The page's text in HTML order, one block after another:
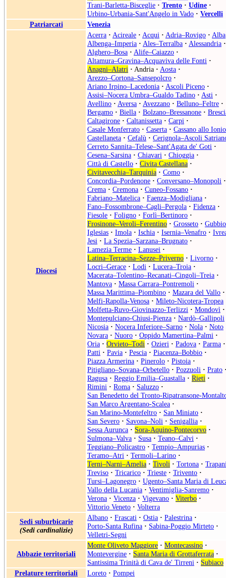
Trani-Barletta-Bisceglie · Trento · Udine ·
Urbino-Urbania-Sant'Angelo in Vado · Vercelli
Patriarcati
Venezia
Diocesi
Acerra · Acireale · Acqui · Adria–Rovigo · Alba
Albenga–Imperia · Ales–Terralba · Alessandria ·
Alghero–Bosa · Alife–Caiazzo ·
Altamura–Gravina–Acquaviva delle Fonti ·
Anagni–Alatri · Andria · Aosta ·
Arezzo–Cortona–Sansepolcro ·
Ariano Irpino–Lacedonia · Ascoli Piceno ·
Assisi–Nocera Umbra–Gualdo Tadino · Asti ·
Avellino · Aversa · Avezzano · Belluno–Feltre ·
Bergamo · Biella · Bolzano–Bressanone ·
Caltagirone · Caltanissetta · Carpi ·
Casale Monferrato · Caserta · Cassano allo Ionio
Castellaneta · Cefalù · Cerignola–Ascoli
Cerreto Sannita–Telese–Sant'Agata de' Goti ·
Cesena–Sarsina · Chiavari · Chioggia ·
Città di Castello · Civita Castellana ·
Civitavecchia–Tarquinia · Como ·
Concordia–Pordenone · Conversano–Monopoli ·
Crema · Cremona · Cuneo-Fossano ·
Fabriano–Matelica · Faenza–Modigliana ·
Fano–Fossombrone–Cagli–Pergola · Fidenza ·
Fiesole · Foligno · Forlì–Bertinoro ·
Frosinone–Veroli–Ferentino · Grosseto · Gubbio
Iglesias · Imola · Ischia · Isernia–Venafro ·
Jesi · La Spezia–Sarzana–Brugnato ·
Lamezia Terme · Lanusei ·
Latina–Terracina–Sezze–Priverno · Livorno ·
Locri–Gerace · Lodi · Lucera–Troia ·
Macerata–Tolentino–Recanati–Cingoli–Treia ·
Mantova · Massa Carrara–Pontremoli ·
Massa Marittima–Piombino · Mazara del Vallo ·
Melfi-Rapolla-Venosa · Mileto-Nicotera-Tropea
Molfetta-Ruvo-Giovinazzo-Terlizzi · Mondovì ·
Montepulciano-Chiusi-Pienza · Nardò–Gallipoli
Nicosia · Nocera Inferiore–Sarno · Nola · Noto
Novara · Nuoro · Oppido Mamertina–Palmi ·
Oria · Orvieto–Todi · Ozieri · Padova · Parma ·
Patti · Pavia · Pescia · Piacenza–Bobbio ·
Piazza Armerina · Pinerolo · Pistoia ·
Pitigliano–Sovana–Orbetello · Pozzuoli · Prato
Ragusa · Reggio Emilia–Guastalla · Rieti ·
Rimini · Roma · Saluzzo ·
San Benedetto del Tronto-Ripatransone-
San Marco Argentano-Scalea ·
San Marino-Montefeltro · San Miniato ·
San Severo · Savona–Noli · Senigallia ·
Sessa Aurunca · Sora-Aquino-Pontecorvo ·
Sulmona–Valva · Susa · Teano–Calvi ·
Teggiano–Policastro · Tempio–Ampurias ·
Teramo–Atri · Termoli–Larino ·
Terni–Narni–Amelia · Tivoli · Tortona ·
Treviso · Tricarico · Trieste · Trivento ·
Tursi–Lagonegro · Ugento–Santa Maria di
Vallo della Lucania · Ventimiglia-Sanremo ·
Verona · Vicenza · Vigevano · Viterbo ·
Vittorio Veneto · Volterra
Sedi suburbicarie
(Sedi cardinalizie)
Albano · Frascati · Ostia · Palestrina ·
Porto-Santa Rufina · Sabina-Poggio Mirteto ·
Velletri-Segni
Abbazie territoriali
Monte Oliveto Maggiore · Montecassino ·
Montevergine · Santa Maria di Grottaferrata ·
Santissima Trinità di Cava de' Tirreni · Subiaco
Prelature territoriali
Loreto · Pompei